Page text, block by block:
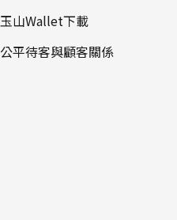
玉山Wallet下載
公平待客與顧客關係